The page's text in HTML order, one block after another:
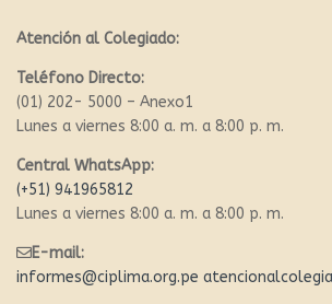
Atención al Colegiado:
Teléfono Directo:
(01) 202- 5000 – Anexo1
Lunes a viernes 8:00 a. m. a 8:00 p. m.
Central WhatsApp:
(+51) 941965812
Lunes a viernes 8:00 a. m. a 8:00 p. m.
E-mail:
informes@ciplima.org.pe